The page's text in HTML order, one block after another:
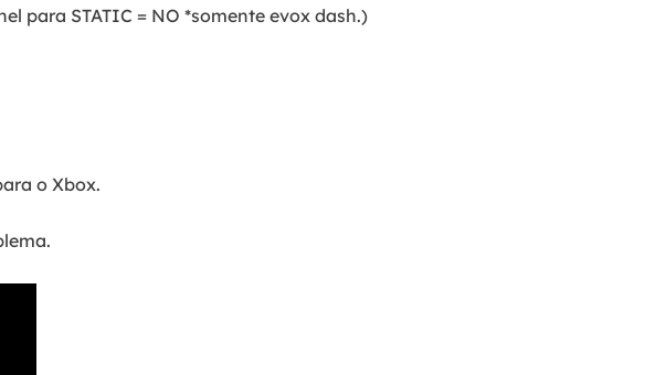
para STATIC = NO *somente evox dash.)
o Xbox.